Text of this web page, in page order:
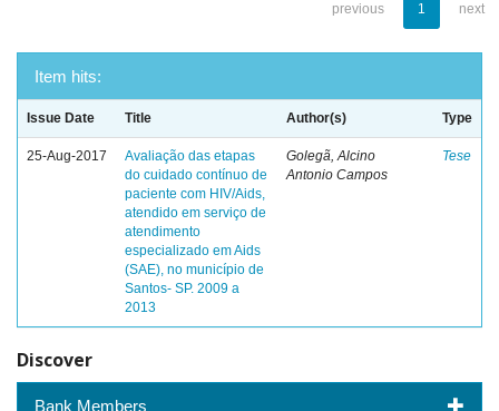
previous 1 next
Item hits:
Issue Date Title Author(s) Type
25-Aug-2017
Avaliação das etapas
do cuidado contínuo de
paciente com HIV/Aids,
atendido em serviço de
atendimento
especializado em Aids
(SAE), no município de
Santos- SP. 2009 a
2013
Golegã, Alcino
Antonio Campos
Tese
Discover
Bank Members